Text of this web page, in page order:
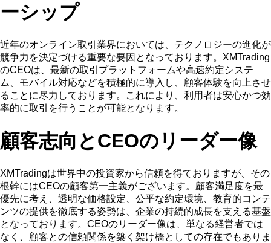
ーシップ
近年のオンライン取引業界においては、テクノロジーの進化が
競争力を決定づける重要な要因となっております。XMTrading
のCEOは、最新の取引プラットフォームや高速約定システ
ム、モバイル対応などを積極的に導入し、顧客体験を向上させ
ることに尽力しております。これにより、利用者は安心かつ効
率的に取引を行うことが可能となります。
顧客志向とCEOのリーダー像
XMTradingは世界中の投資家から信頼を得ておりますが、その
根幹にはCEOの顧客第一主義がございます。顧客満足度を最
優先に考え、透明な価格設定、公平な約定環境、教育的コンテ
ンツの提供を徹底する姿勢は、企業の持続的成長を支える基盤
となっております。CEOのリーダー像は、単なる経営者では
なく、顧客との信頼関係を築く架け橋としての存在でもありま